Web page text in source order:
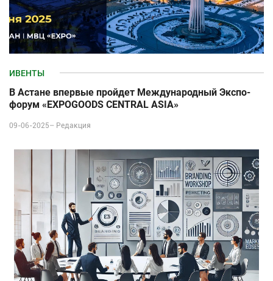
ИВЕНТЫ
В Астане впервые пройдет Международный Экспо-
форум «EXPOGOODS CENTRAL ASIA»
09-06-2025– Редакция